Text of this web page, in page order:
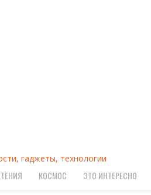
гаджеты, технологии
КОСМОС ЭТО ИНТЕРЕСНО